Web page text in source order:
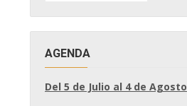
AGENDA
Del 5 de Julio al 4 de Agosto